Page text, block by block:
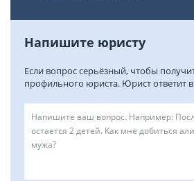
Напишите юристу
Если вопрос серьёзный, чтобы
профильного юриста. Юрист ответит